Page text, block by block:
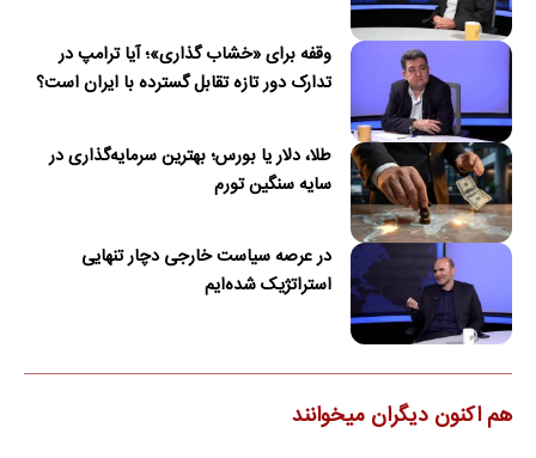
وقفه برای «خشاب گذاری»؛ آیا ترامپ در
تدارک دور تازه تقابل گسترده با ایران است؟
طلا، دلار یا بورس؛ بهترین سرمایه‌گذاری در
سایه سنگین تورم
در عرصه سیاست خارجی دچار تنهایی
استراتژیک شده‌ایم
هم اکنون دیگران میخوانند